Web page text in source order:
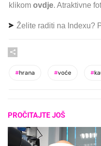
klikom ovdje. Atraktivne
Želite raditi na Indexu?
#hrana #voće #
PROČITAJTE JOŠ